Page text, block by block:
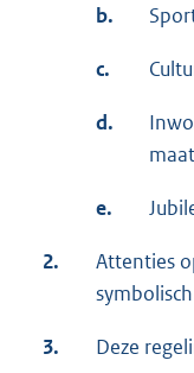
b.
c.
d.
e.
2.
Attenties
3. Deze